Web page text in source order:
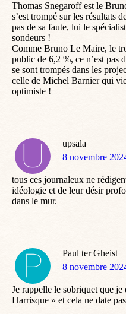
Thomas Snegaroff est le
s’est trompé sur les résultats
pas de sa faute, lui le
sondeurs !
Comme Bruno Le Maire, le
public de 6,2 %, ce n’est pas
se sont trompés dans les
celle de Michel Barnier qui
optimiste !
upsala
dit
8 novembre
tous ces journaleux ne
idéologie et de leur désir
dans le mur.
Paul ter Gheist
dit
8 novembre
Je rappelle le sobriquet que
Harrisque » et cela ne date